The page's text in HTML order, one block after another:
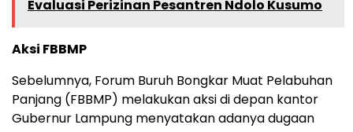
Evaluasi Perizinan Pesantren Ndolo Kusumo
Aksi FBBMP
Sebelumnya, Forum Buruh Bongkar Muat Pelabuhan
Panjang (FBBMP) melakukan aksi di depan kantor
Gubernur Lampung menyatakan adanya dugaan